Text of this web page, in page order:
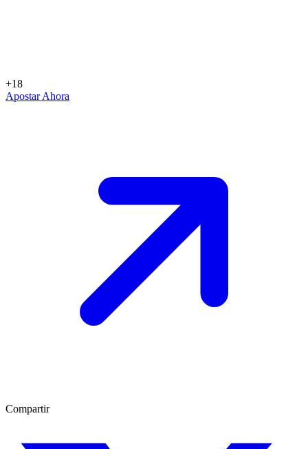
+18
Apostar Ahora
Compartir